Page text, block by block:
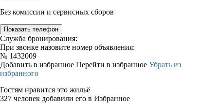
Без комиссии и сервисных сборов
Показать телефон
Служба бронирования:
При звонке назовите номер объявления:
№ 1432009
Добавить в избранное Перейти в избранное Убрать из
избранного
Гостям нравится это жильё
327 человек добавили его в Избранное